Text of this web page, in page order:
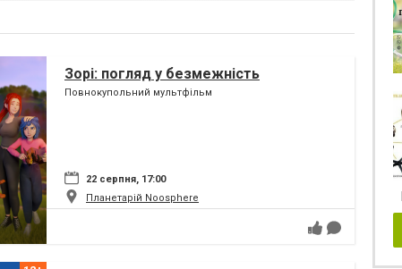
Зорі: погляд у безмежність
Повнокупольний мультфільм
22 серпня, 17:00
Планетарій Noosphere